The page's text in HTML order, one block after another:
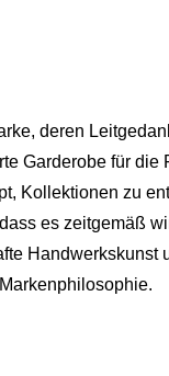
deren
Garderobe für
Kollektionen zu
es zeitgemäß